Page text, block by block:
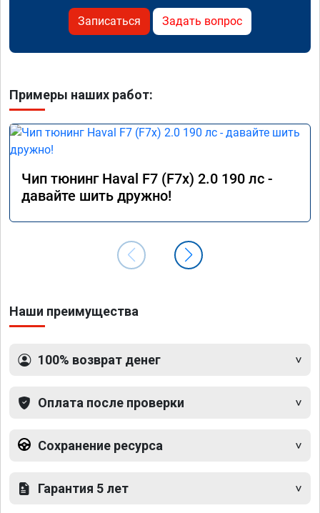
Записаться Задать вопрос
Примеры наших работ:
Чип тюнинг Haval F7 (F7x) 2.0 190 лс -
давайте шить дружно!
Наши преимущества
100% возврат денег
Оплата после проверки
Сохранение ресурса
Гарантия 5 лет